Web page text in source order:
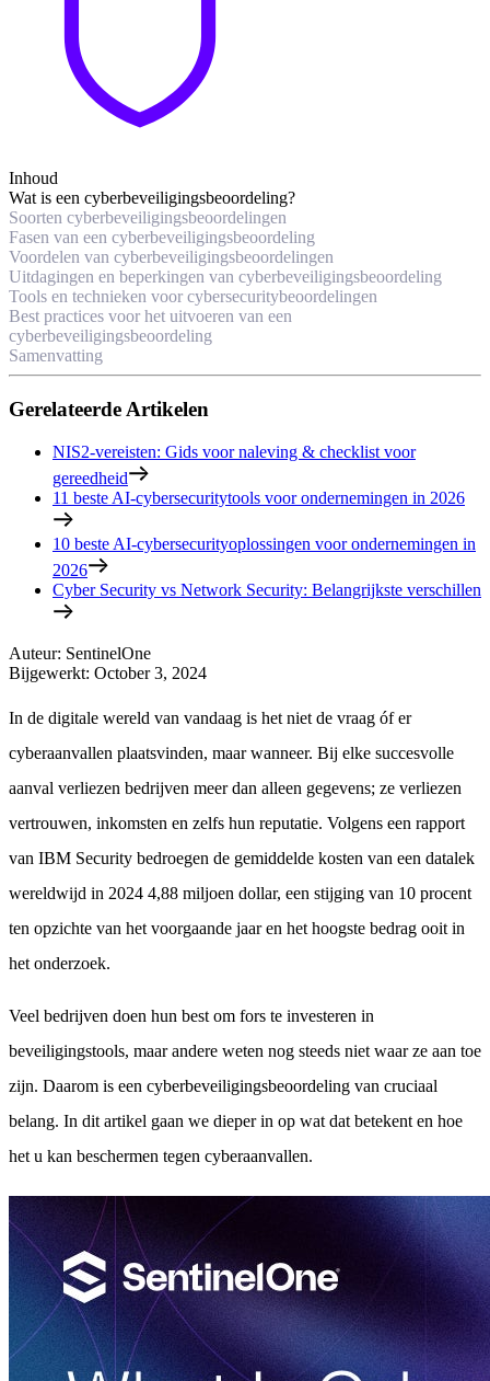
Inhoud
Wat is een cyberbeveiligingsbeoordeling?
Soorten cyberbeveiligingsbeoordelingen
Fasen van een cyberbeveiligingsbeoordeling
Voordelen van cyberbeveiligingsbeoordelingen
Uitdagingen en beperkingen van cyberbeveiligingsbeoordeling
Tools en technieken voor cybersecuritybeoordelingen
Best practices voor het uitvoeren van een
cyberbeveiligingsbeoordeling
Samenvatting
Gerelateerde Artikelen
NIS2-vereisten: Gids voor naleving & checklist voor
gereedheid
11 beste AI-cybersecuritytools voor ondernemingen in 2026
10 beste AI-cybersecurityoplossingen voor ondernemingen in
2026
Cyber Security vs Network Security: Belangrijkste verschillen
Auteur: SentinelOne
Bijgewerkt: October 3, 2024
In de digitale wereld van vandaag is het niet de vraag óf er
cyberaanvallen plaatsvinden, maar wanneer. Bij elke succesvolle
aanval verliezen bedrijven meer dan alleen gegevens; ze verliezen
vertrouwen, inkomsten en zelfs hun reputatie. Volgens een rapport
van IBM Security bedroegen de gemiddelde kosten van een datalek
wereldwijd in 2024 4,88 miljoen dollar, een stijging van 10 procent
ten opzichte van het voorgaande jaar en het hoogste bedrag ooit in
het onderzoek.
Veel bedrijven doen hun best om fors te investeren in
beveiligingstools, maar andere weten nog steeds niet waar ze aan toe
zijn. Daarom is een cyberbeveiligingsbeoordeling van cruciaal
belang. In dit artikel gaan we dieper in op wat dat betekent en hoe
het u kan beschermen tegen cyberaanvallen.